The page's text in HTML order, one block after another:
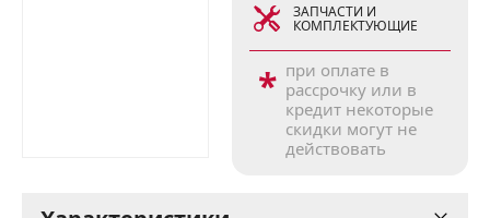
ЗАПЧАСТИ И
КОМПЛЕКТУЮЩИЕ
* при оплате в
рассрочку или в
кредит некоторые
скидки могут не
действовать